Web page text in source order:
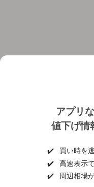
アプリ
値下げ情
✔️
買い時を
✔️
高速表示
✔️
周辺相場
個人情報保
ヘルプ・